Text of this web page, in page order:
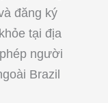
đăng ký
tại địa
người
Brazil